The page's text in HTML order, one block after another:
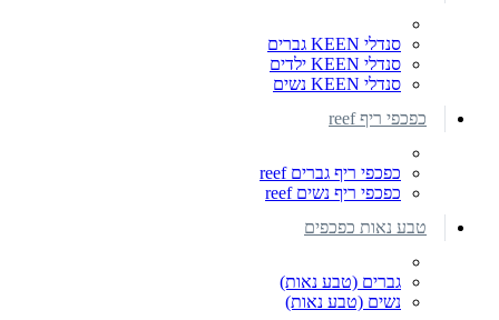
סנדלי KEEN גברים
סנדלי KEEN ילדים
סנדלי KEEN נשים
כפכפי ריף reef
כפכפי ריף גברים reef
כפכפי ריף נשים reef
טבע נאות כפכפים
גברים (טבע נאות)
נשים (טבע נאות)